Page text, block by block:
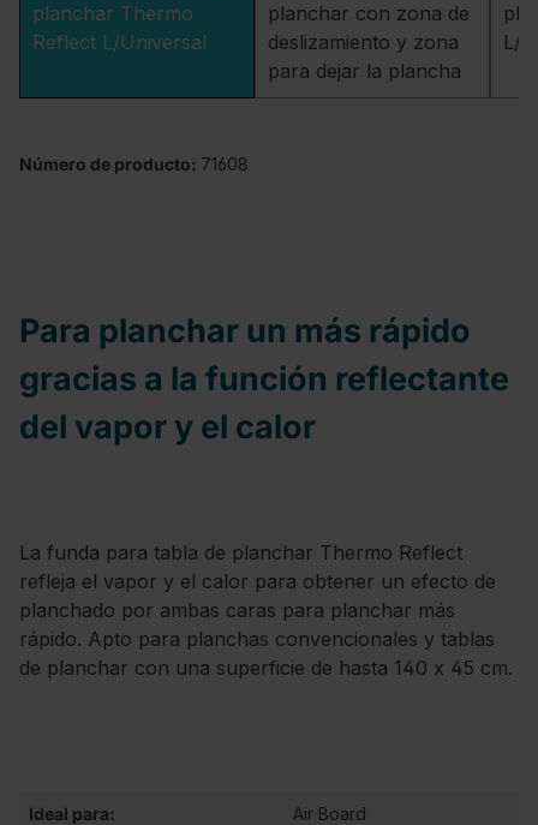
planchar Thermo
Reflect L/Universal
planchar con zona de
deslizamiento y zona
para dejar la plancha
L/
Número de producto: 71608
Para planchar un más rápido
gracias a la función reflectante
del vapor y el calor
La funda para tabla de planchar Thermo Reflect
refleja el vapor y el calor para obtener un efecto de
planchado por ambas caras para planchar más
rápido. Apto para planchas convencionales y tablas
de planchar con una superficie de hasta 140 x 45 cm.
Ideal para: Air Board